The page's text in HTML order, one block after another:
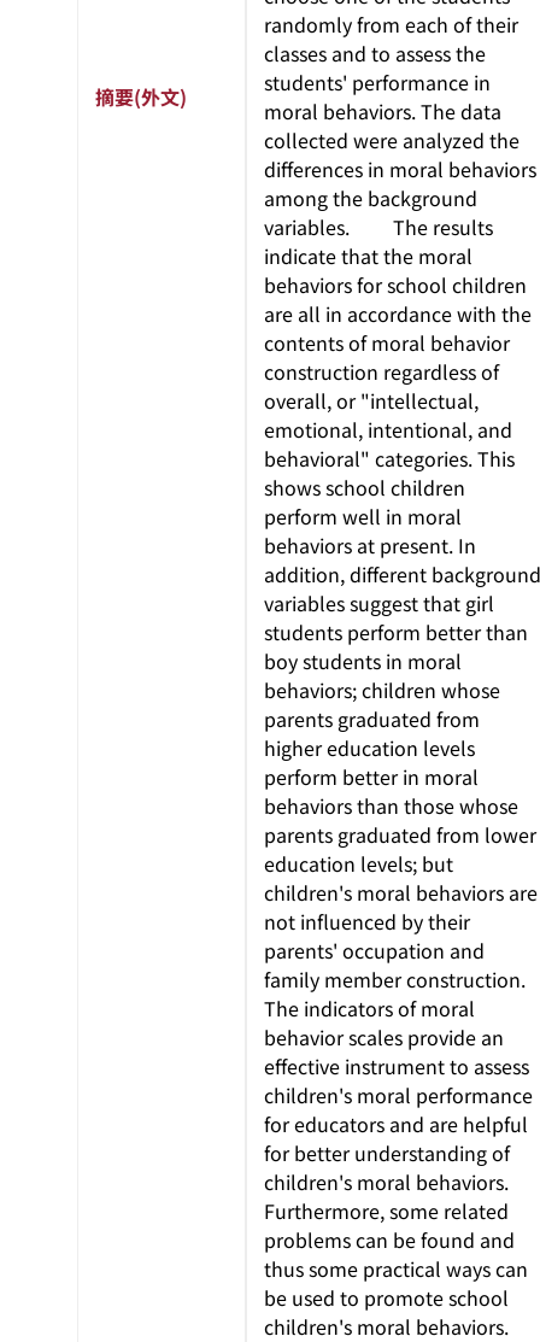
摘要(外文)
randomly from each of their
classes and to assess the
students' performance in
moral behaviors. The data
collected were analyzed the
differences in moral behaviors
among the background
variables. The results
indicate that the moral
behaviors for school children
are all in accordance with the
contents of moral behavior
construction regardless of
overall, or "intellectual,
emotional, intentional, and
behavioral" categories. This
shows school children
perform well in moral
behaviors at present. In
addition, different background
variables suggest that girl
students perform better than
boy students in moral
behaviors; children whose
parents graduated from
higher education levels
perform better in moral
behaviors than those whose
parents graduated from lower
education levels; but
children's moral behaviors are
not influenced by their
parents' occupation and
family member construction.
The indicators of moral
behavior scales provide an
effective instrument to assess
children's moral performance
for educators and are helpful
for better understanding of
children's moral behaviors.
Furthermore, some related
problems can be found and
thus some practical ways can
be used to promote school
children's moral behaviors.